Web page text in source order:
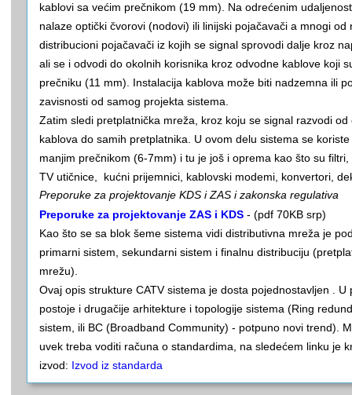
kablovi sa većim prečnikom (19 mm). Na odrećenim
nalaze optički čvorovi (nodovi) ili linijski pojačavači a mnogi od
distribucioni pojačavači iz kojih se signal sprovodi dalje kroz
ali se i odvodi do okolnih korisnika kroz odvodne kablove koji
prečniku (11 mm). Instalacija kablova može biti nadzemna ili
zavisnosti od samog projekta sistema.
Zatim sledi pretplatnička mreža, kroz koju se signal razvodi od
kablova do samih pretplatnika. U ovom delu sistema se
manjim prečnikom (6-7mm) i tu je još i oprema kao što su filtri,
TV utičnice, kućni prijemnici, kablovski modemi, konvertori,
Preporuke za projektovanje KDS i ZAS i zakonska regulativa
Preporuke za projektovanje ZAS i KDS - (pdf 70KB srp)
Kao što se sa blok šeme sistema vidi distributivna mreža je
primarni sistem, sekundarni sistem i finalnu distribuciju
mrežu).
Ovaj opis strukture CATV sistema je dosta pojednostavljen . U
postoje i drugačije arhitekture i topologije sistema (Ring
sistem, ili BC (Broadband Community) - potpuno novi trend).
uvek treba voditi računa o standardima, na sledećem linku je
izvod: Izvod iz standarda